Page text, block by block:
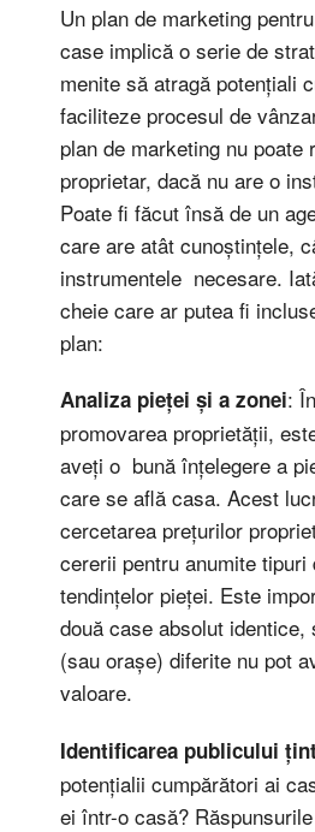
Un plan de marketing
case implică o serie de
menite să atragă potențiali
faciliteze procesul de
plan de marketing nu poate
proprietar, dacă nu are o
Poate fi făcut însă de un
care are atât cunoștințele,
instrumentele necesare.
cheie care ar putea fi
plan:
Analiza pieței și a zonei:
promovarea proprietății,
aveți o bună înțelegere a
care se află casa. Acest
cercetarea prețurilor
cererii pentru anumite
tendințelor pieței. Este
două case absolut
(sau orașe) diferite nu pot
valoare.
Identificarea publicului
potențialii cumpărători ai
ei într-o casă?